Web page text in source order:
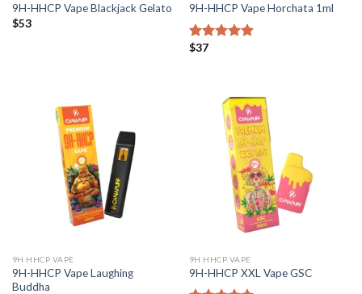
9H-HHCP Vape Blackjack Gelato
$53
9H-HHCP Vape Horchata 1ml
Bewertet mit
$37
9H HHCP VAPE
9H-HHCP Vape Laughing
Buddha
9H HHCP VAPE
9H-HHCP XXL Vape GSC